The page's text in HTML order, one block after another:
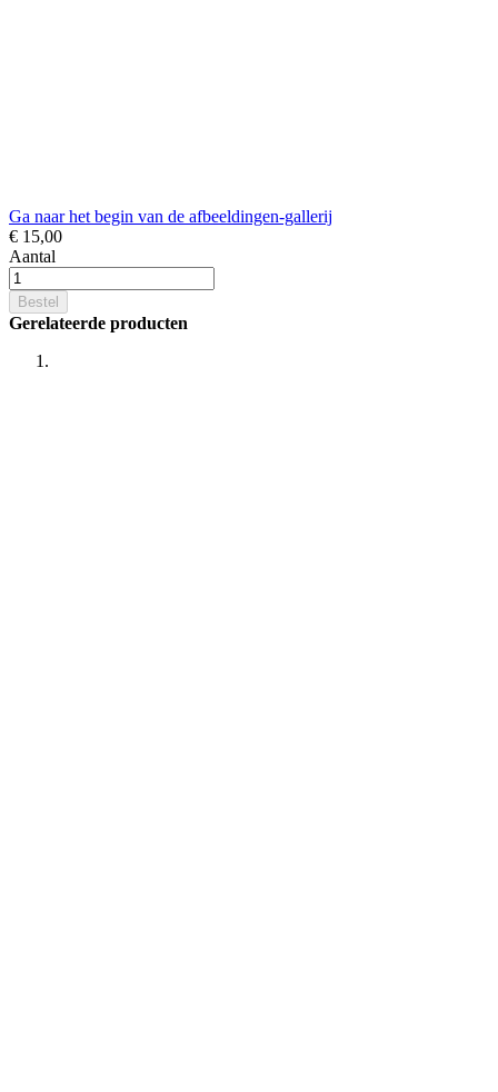
Ga naar het begin van de afbeeldingen-gallerij
€ 15,00
Aantal
Bestel
Gerelateerde producten